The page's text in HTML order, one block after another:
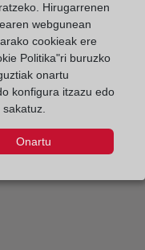
de Rebecca
Hirugarrenen
webgunean
cookieak ere
Politika"ri buruzko
onartu
konfigura itzazu edo
Onartu